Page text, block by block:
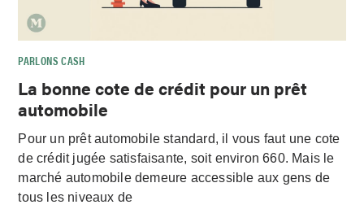
PARLONS CASH
La bonne cote de crédit pour un prêt
automobile
Pour un prêt automobile standard, il vous faut une cote
de crédit jugée satisfaisante, soit environ 660. Mais le
marché automobile demeure accessible aux gens de
tous les niveaux de